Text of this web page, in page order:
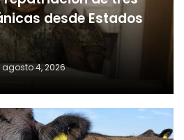
desde Estados
agosto 4, 2026